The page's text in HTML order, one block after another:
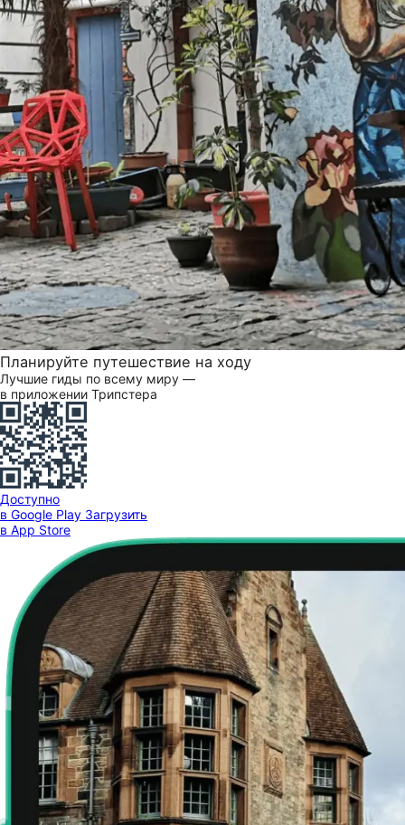
Планируйте путешествие на ходу
Лучшие гиды по всему миру —
в приложении Трипстера
Доступно
в Google Play Загрузить
в App Store